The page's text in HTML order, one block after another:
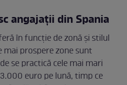
angajații din Spania
în funcție de zonă și stilul
mai prospere zone sunt
se practică cele mai mari
euro pe lună, timp ce